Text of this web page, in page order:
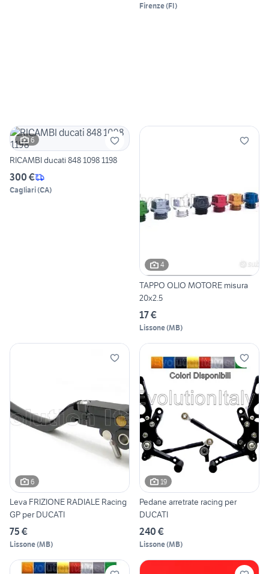
Firenze(FI)
6
RICAMBI ducati 848 1098 1198
300 €
Cagliari(CA)
4
TAPPO OLIO MOTORE misura
20x2.5
17 €
Lissone(MB)
6
Leva FRIZIONE RADIALE Racing
GP per DUCATI
75 €
Lissone(MB)
19
Pedane arretrate racing per
DUCATI
240 €
Lissone(MB)